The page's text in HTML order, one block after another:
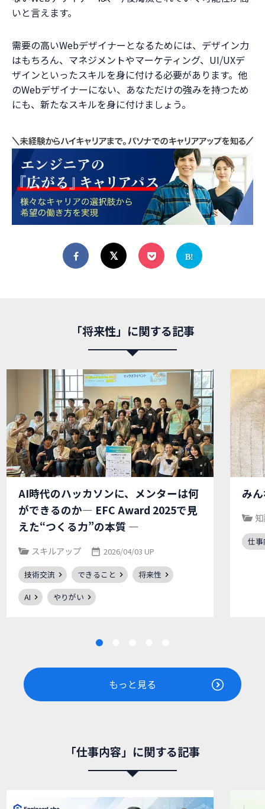
いと言えます。
需要の高いWebデザイナーとなるためには、デザイン力
はもちろん、マネジメントやマーケティング、UI/UXデ
ザインといったスキルを身に付ける必要があります。他
のWebデザイナーにない、あなただけの強みを持つため
にも、新たなスキルを身に付けましょう。
「将来性」に関する記事
AI時代のハッカソンに、メンターは何
ができるのか― EFC Award 2025で見
えた“つくる力”の本質 ―
スキルアップ 2026/04/03 UP
技術交流 できること
将来性
AI
やりがい
み
仕
もっと見る
「仕事内容」に関する記事